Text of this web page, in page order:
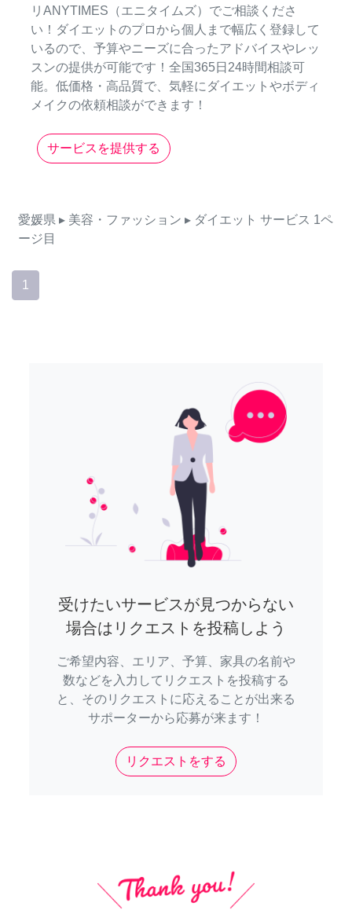
リANYTIMES（エニタイムズ）でご相談くださ
い！ダイエットのプロから個人まで幅広く登録して
いるので、予算やニーズに合ったアドバイスやレッ
スンの提供が可能です！全国365日24時間相談可
能。低価格・高品質で、気軽にダイエットやボディ
メイクの依頼相談ができます！
サービスを提供する
愛媛県 ▸ 美容・ファッション ▸ ダイエット サービス 1ペ
ージ目
1
受けたいサービスが見つからない
場合はリクエストを投稿しよう
ご希望内容、エリア、予算、家具の名前や
数などを入力してリクエストを投稿する
と、そのリクエストに応えることが出来る
サポーターから応募が来ます！
リクエストをする